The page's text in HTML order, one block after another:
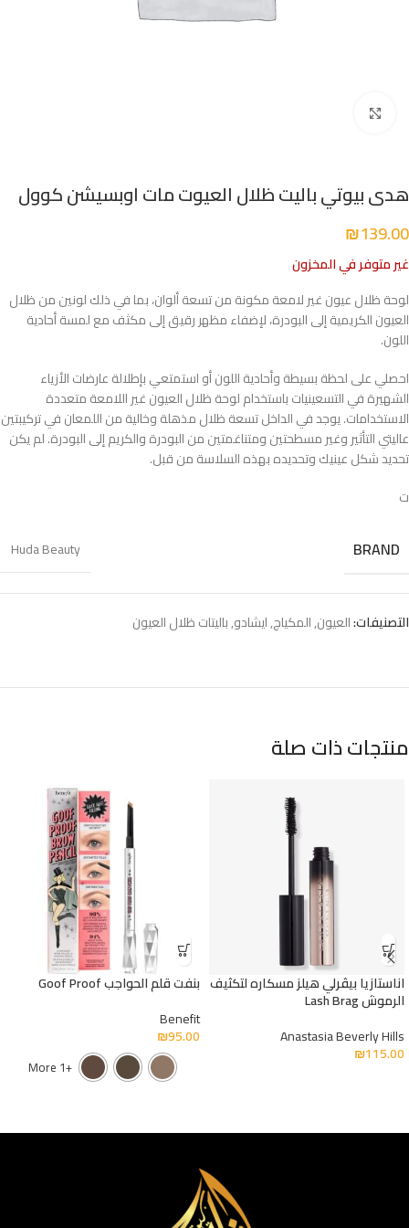
هدى بيوتي باليت ظلال العيوت مات اوبسيشن كوول
₪139.00
غير متوفر في المخزون
لوحة ظلال عيون غير لامعة مكونة من تسعة ألوان، بما في ذلك لونين من ظلال
العيون الكريمية إلى البودرة، لإضفاء مظهر رقيق إلى مكثف مع لمسة أحادية
اللون.
احصلي على لحظة بسيطة وأحادية اللون أو استمتعي بإطلالة عارضات الأزياء
الشهيرة في التسعينيات باستخدام لوحة ظلال العيون غير اللامعة متعددة
الاستخدامات. يوجد في الداخل تسعة ظلال مذهلة وخالية من اللمعان في تركيبتين
عاليتي التأثير وغير مسطحتين ومتناغمتين من البودرة والكريم إلى البودرة. لم يكن
تحديد شكل عينيك وتحديده بهذه السلاسة من قبل.
ت
BRAND
Huda Beauty
التصنيفات:العيون,المكياج,ايشادو,باليتات ظلال العيون
منتجات ذات صلة
اناستازيا بيڤرلي هيلز مسكاره لتكثيف
الرموش Lash Brag
Anastasia Beverly Hills
₪115.00
بنفت قلم الحواجب Goof Proof
Benefit
₪95.00
+1 More